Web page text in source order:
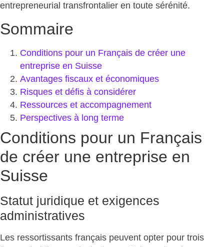
entrepreneurial transfrontalier en toute sérénité.
Sommaire
Conditions pour un Français de créer une
entreprise en Suisse
Avantages fiscaux et économiques
Risques et défis à considérer
Ressources et accompagnement
Perspectives à long terme
Conditions pour un Français
de créer une entreprise en
Suisse
Statut juridique et exigences
administratives
Les ressortissants français peuvent opter pour trois